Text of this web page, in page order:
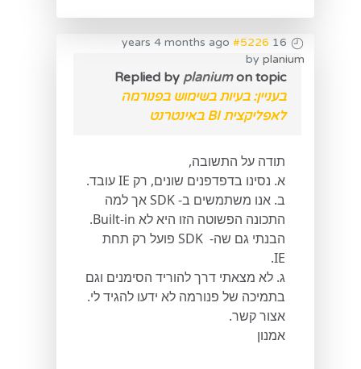
16 years 4 months ago
#5226
by planium
Replied by planiumon topic
בעניין: בעיות בשימוש בפנורמה
לאפליקצית BI באינטרנט
תודה על התשובה,
א. נסינו בדפדפנים שונים, רק IE עובד.
ב. אנו משתמשים ב- SDK אך למה
התכונה הפשוטה הזו היא לא Built-in.
הבנתי גם שה- SDK פועל רק תחת
IE.
ג. לא מצאתי דרך להוריד הסימנים וגם
בתמיכה של פנורמה לא ידעו להגיד לי.
אצור קשר.
אמנון